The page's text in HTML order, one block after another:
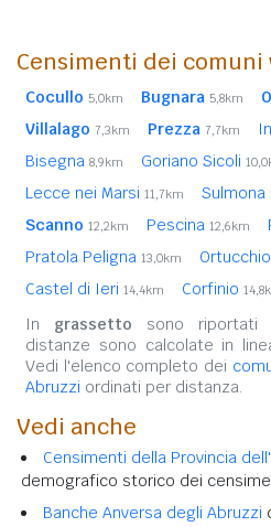
Censimenti dei comuni
Cocullo 5,0km Bugnara 5,8km
Villalago 7,3km Prezza 7,7km
Bisegna 8,9km Goriano Sicoli
Lecce nei Marsi 11,7km Sulmona
Scanno 12,2km Pescina 12,6km
Pratola Peligna 13,0km Ortucchio
Castel di Ieri 14,4km Corfinio
In grassetto sono
distanze sono calcolate in
Vedi l'elenco completo dei
Abruzzi ordinati per distanza.
Vedi anche
Censimenti della Provincia
demografico storico dei
Banche Anversa degli Abruzzi